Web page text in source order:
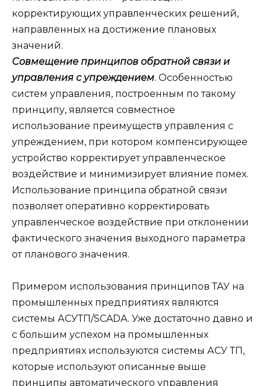
корректирующих управленческих решений,
направленных на достижение плановых
значений.
Совмещение принципов обратной связи и
управления с упреждением. Особенностью
систем управления, построенным по такому
принципу, является совместное
использование преимуществ управления с
упреждением, при котором компенсирующее
устройство корректирует управленческое
воздействие и минимизирует влияние помех.
Использование принципа обратной связи
позволяет оперативно корректировать
управленческое воздействие при отклонении
фактического значения выходного параметра
от планового значения.
Примером использования принципов ТАУ на
промышленных предприятиях являются
системы АСУТП/SCADA. Уже достаточно давно и
с большим успехом на промышленных
предприятиях используются системы АСУ ТП,
которые используют описанные выше
принципы автоматического управления